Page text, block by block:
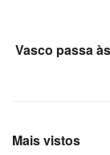
Vasco passa
Mais vistos